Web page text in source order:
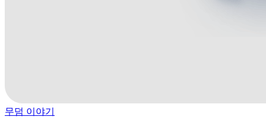
무덤 이야기